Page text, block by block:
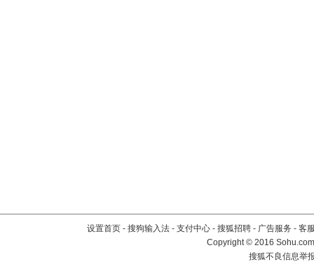
设置首页 - 搜狗输入法 - 支付中心 - 搜狐招聘 - 广告服务 - 客
Copyright©2016
搜狐不良信息举